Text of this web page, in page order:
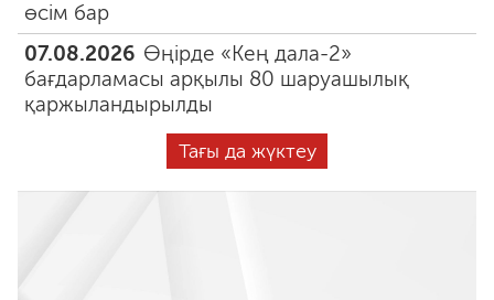
өсім бар
07.08.2026 Өңірде «Кең дала-2»
бағдарламасы арқылы 80 шаруашылық
қаржыландырылды
Тағы да жүктеу